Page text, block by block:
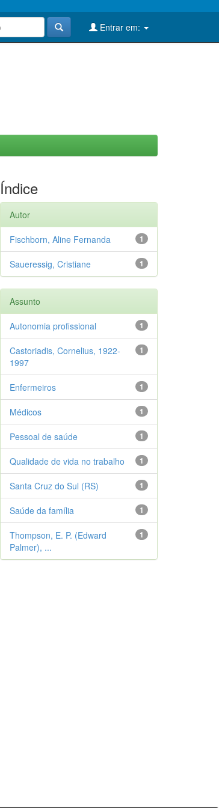
Entrar em:
Índice
Autor
1
Fischborn, Aline Fernanda
1
Saueressig, Cristiane
Assunto
1
Autonomia profissional
1
Castoriadis, Cornelius, 1922-
1997
1
Enfermeiros
1
Médicos
1
Pessoal de saúde
1
Qualidade de vida no trabalho
1
Santa Cruz do Sul (RS)
1
Saúde da família
1
Thompson, E. P. (Edward
Palmer), ...